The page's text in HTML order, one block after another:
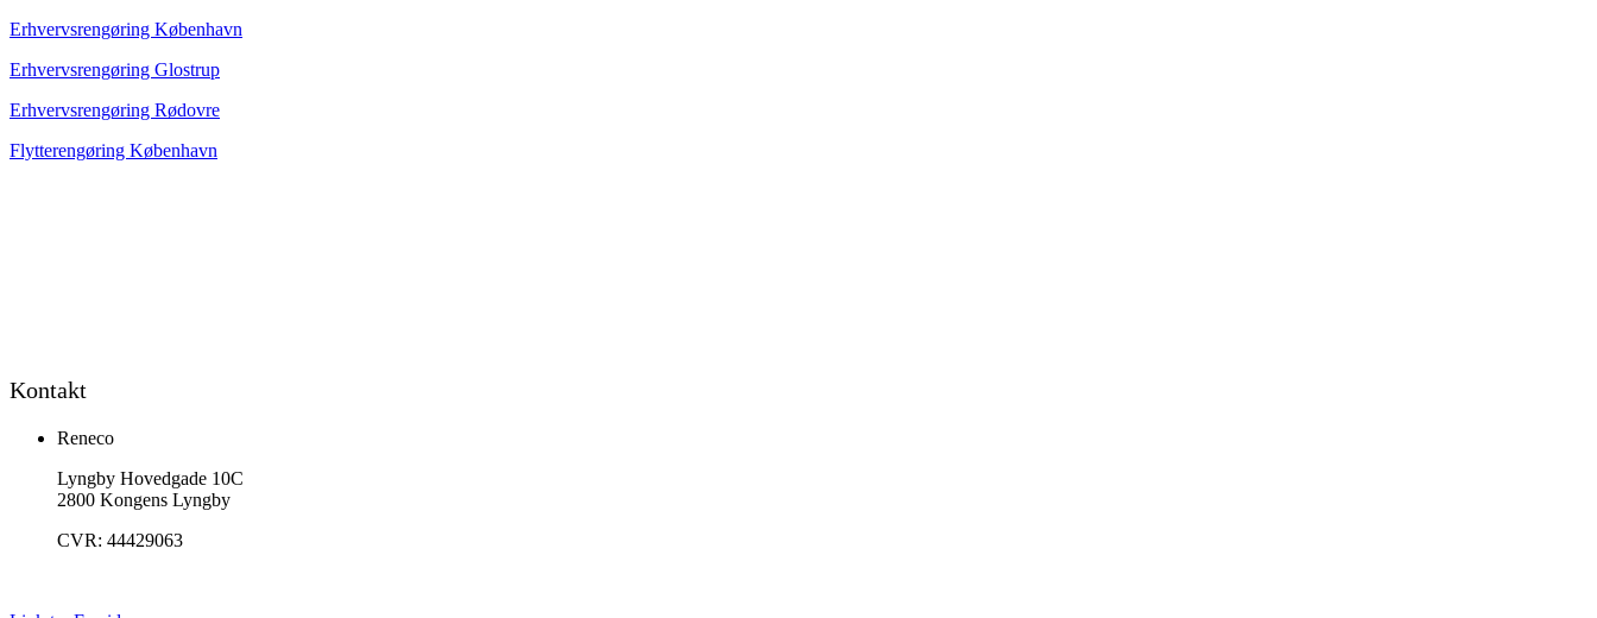
Erhvervsrengøring København
Erhvervsrengøring Glostrup
Erhvervsrengøring Rødovre
Flytterengøring København
Kontakt
Reneco
Lyngby Hovedgade 10C
2800 Kongens Lyngby
CVR: 44429063